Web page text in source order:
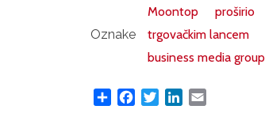
Oznake
Moontop proširio
trgovačkim lancem
business media group
Share FacebookTwitterLinkedIn